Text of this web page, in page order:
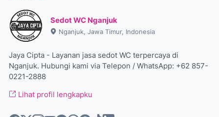
Sedot WC Nganjuk
Nganjuk, Jawa Timur, Indonesia
Jaya Cipta - Layanan jasa sedot WC terpercaya di
Nganjuk. Hubungi kami via Telepon / WhatsApp: +62 857-
0221-2888
Lihat profil lengkapku